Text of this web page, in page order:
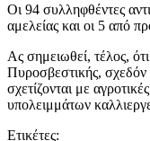
Οι 94 συλληφθέντες
αμελείας και οι 5 από
Ας σημειωθεί, τέλος,
Πυροσβεστικής,
σχετίζονται με
υπολειμμάτων
Ετικέτες: